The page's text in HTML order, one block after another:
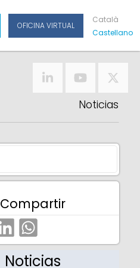
OFICINA VIRTUAL
CatAlà
CasTellano
Noticias
Compartir
Noticias